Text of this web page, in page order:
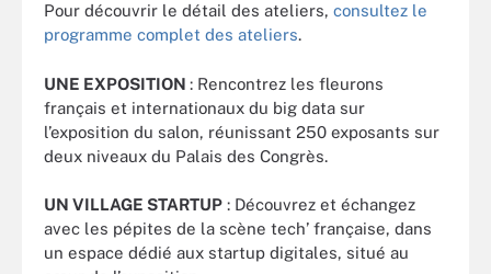
Pour découvrir le détail des ateliers, consultez le
programme complet des ateliers.
UNE EXPOSITION : Rencontrez les fleurons
français et internationaux du big data sur
l’exposition du salon, réunissant 250 exposants sur
deux niveaux du Palais des Congrès.
UN VILLAGE STARTUP : Découvrez et échangez
avec les pépites de la scène tech’ française, dans
un espace dédié aux startup digitales, situé au